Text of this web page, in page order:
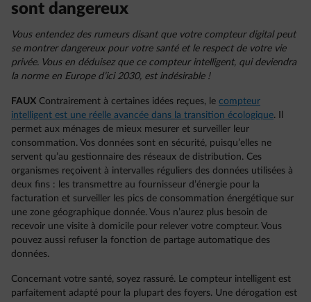
sont dangereux
Vous entendez des rumeurs disant que votre compteur digital peut
se montrer dangereux pour votre santé et le respect de votre vie
privée. Vous en déduisez que ce compteur intelligent, qui deviendra
la norme en Europe d’ici 2030, est indésirable !
FAUX Contrairement à certaines idées reçues, le compteur
intelligent est une réelle avancée dans la transition écologique. Il
permet aux ménages de mieux mesurer et surveiller leur
consommation. Vos données sont en sécurité, puisqu’elles ne
servent qu’au gestionnaire des réseaux de distribution. Ces
organismes reçoivent à intervalles réguliers des données utilisées à
deux fins : les transmettre au fournisseur d’énergie pour la
facturation et surveiller les pics de consommation énergétique sur
une zone géographique donnée. Vous n’aurez plus besoin de
recevoir une visite à domicile pour relever votre compteur. Vous
pouvez aussi refuser la fonction de partage automatique des
données.
Concernant votre santé, soyez rassuré. Le compteur intelligent est
parfaitement adapté pour la plupart des foyers. Une dérogation est